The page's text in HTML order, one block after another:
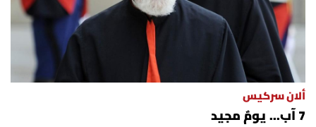
ألان سركيس
7 آب... يومٌ مجيد